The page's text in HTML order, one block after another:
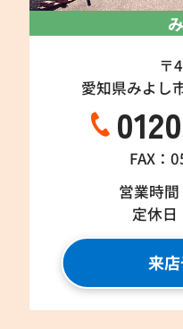
〒
愛知県みよし
FAX：
営業時
定休
来